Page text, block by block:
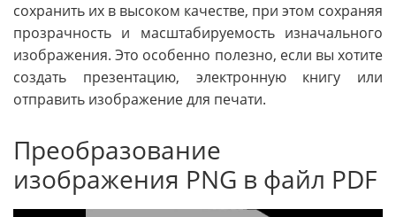
сохранить их в высоком качестве, при этом сохраняя
прозрачность и масштабируемость изначального
изображения. Это особенно полезно, если вы хотите
создать презентацию, электронную книгу или
отправить изображение для печати.
Преобразование
изображения PNG в файл PDF